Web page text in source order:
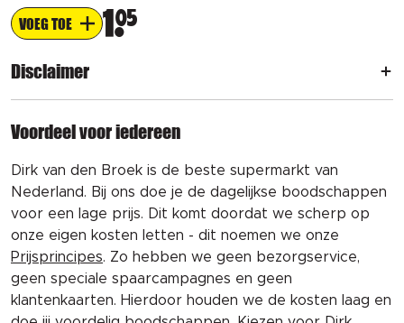
VOEG TOE 1 05
Disclaimer
Voordeel voor iedereen
Dirk van den Broek is de beste supermarkt van
Nederland. Bij ons doe je de dagelijkse boodschappen
voor een lage prijs. Dit komt doordat we scherp op
onze eigen kosten letten - dit noemen we onze
Prijsprincipes. Zo hebben we geen bezorgservice,
geen speciale spaarcampagnes en geen
klantenkaarten. Hierdoor houden we de kosten laag en